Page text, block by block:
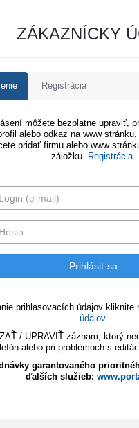
ZÁKAZNÍCKY
Registrácia
môžete bezplatne upraviť,
alebo odkaz na www
pridať firmu alebo www
záložku. Registrácia.
prihlasovacích údajov kliknite
údajov.
/ UPRAVIŤ záznam, ktorý
alebo pri problémoch s
garantovaného
ďalších služieb: